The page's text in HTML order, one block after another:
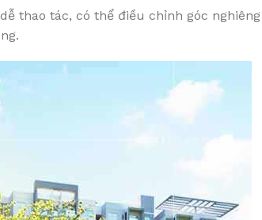
thao tác, có thể điều chỉnh góc